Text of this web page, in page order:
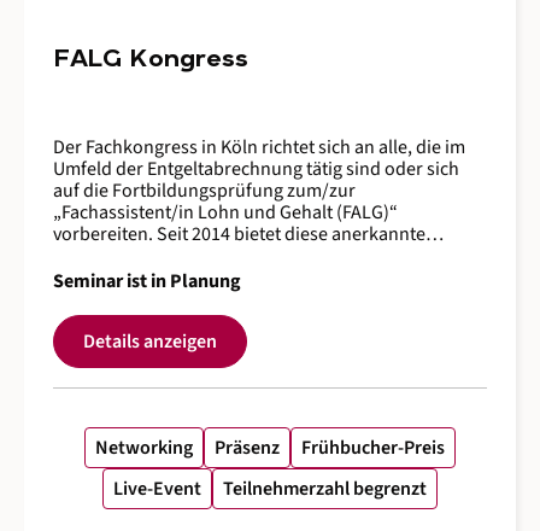
FALG Kongress
Der Fachkongress in Köln richtet sich an alle, die im
Umfeld der Entgeltabrechnung tätig sind oder sich
auf die Fortbildungsprüfung zum/zur
„Fachassistent/in Lohn und Gehalt (FALG)“
vorbereiten. Seit 2014 bietet diese anerkannte
Mitarbeiterinnen und Mitarbeiter in
Steuerberatungskanzleien sowie für Fachkräfte mit
Erfahrung im Steuer- und Rechnungswesen, die ihre
Kompetenzen im Bereich Lohn und Gehalt erweitern
möchten. Fachwissen, Praxis und aktuelle
Entwicklungen Der Kongress verbindet aktuelle
Sozialversicherungsrecht mit praxisnahen Einblicken
in die Prozesse der Entgeltabrechnung. Renommierte
Referentinnen und Referenten aus dem alga-
Competence-Center teilen ihr Wissen und ihre
Erfahrungen – für alle, die ihr Fachwissen vertiefen,
Seminar ist in Planung
Details anzeigen
Networking Präsenz
Frühbucher-Preis
Live-Event
Teilnehmerzahl begrenzt